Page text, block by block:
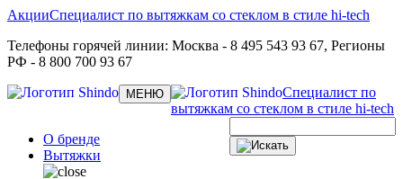
Акции
Телефоны горячей линии: Москва - 8 495 543 93 67, Регионы
РФ - 8 800 700 93 67
Специалист по вытяжкам со стеклом в стиле hi-tech
Toggle
navigation
МЕНЮ
Специалист по
вытяжкам со стеклом в стиле hi-tech
О бренде
Вытяжки